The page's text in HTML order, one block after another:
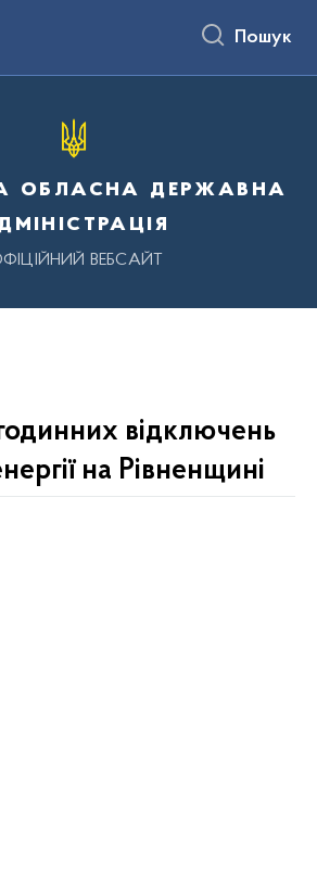
Пошук
обласна державна
ВЕБСАЙТ
відключень
на Рівненщині